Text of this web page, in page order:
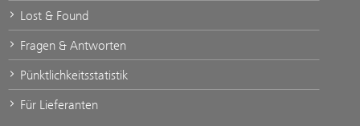
Lost & Found
Fragen & Antworten
Pünktlichkeitsstatistik
Für Lieferanten